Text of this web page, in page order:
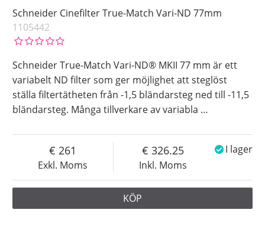
Schneider Cinefilter True-Match Vari-ND 77mm
1105442
Schneider True-Match Vari-ND® MKII 77 mm är ett
variabelt ND filter som ger möjlighet att steglöst
ställa filtertätheten från -1,5 bländarsteg ned till -11,5
bländarsteg. Många tillverkare av variabla …
Exkl. Moms
261
Inkl. Moms
326.25 I lager
KÖP